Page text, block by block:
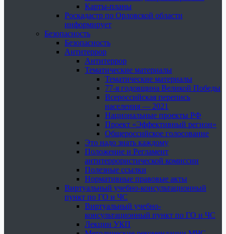
Карты-планы
Роскадастр по Орловской области
информирует
Безопасность
Безопасность
Антитеррор
Антитеррор
Тематические материалы
Тематические материалы
77-я годовщина Великой Победы
Всероссийская перепись
населения — 2021
Национальные проекты РФ
Проект «Эффективный регион»
Общероссийское голосование
Это надо знать каждому
Положение и Регламент
антитеррористической комиссии
Полезные ссылки
Нормативные правовые акты
Виртуальный учебно-консультационный
пункт по ГО и ЧС
Виртуальный учебно-
консультационный пункт по ГО и ЧС
Лекции УКП